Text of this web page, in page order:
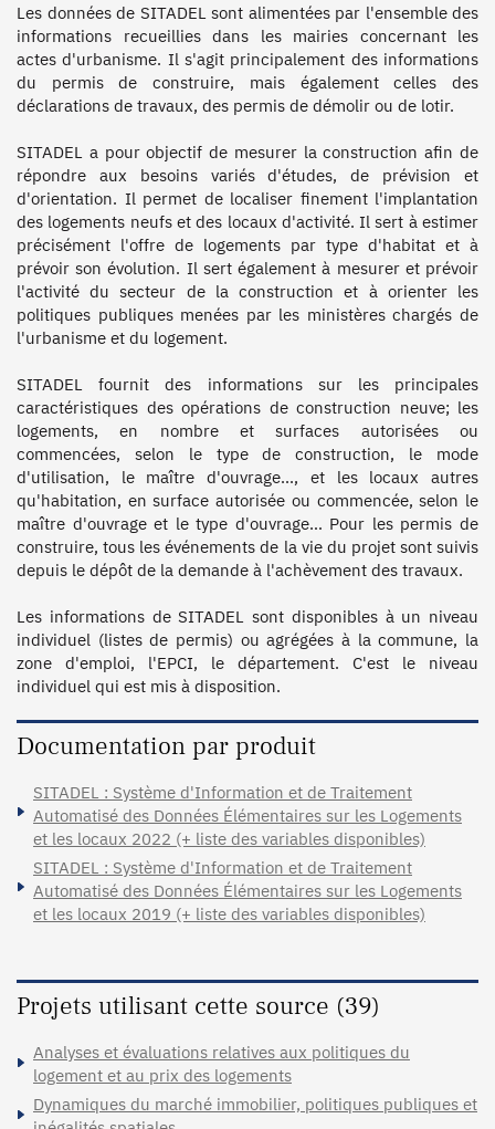
Les données de SITADEL sont alimentées par l'ensemble des
informations recueillies dans les mairies concernant les
actes d'urbanisme. Il s'agit principalement des informations
du permis de construire, mais également celles des
déclarations de travaux, des permis de démolir ou de lotir.
SITADEL a pour objectif de mesurer la construction afin de
répondre aux besoins variés d'études, de prévision et
d'orientation. Il permet de localiser finement l'implantation
des logements neufs et des locaux d'activité. Il sert à estimer
précisément l'offre de logements par type d'habitat et à
prévoir son évolution. Il sert également à mesurer et prévoir
l'activité du secteur de la construction et à orienter les
politiques publiques menées par les ministères chargés de
l'urbanisme et du logement.
SITADEL fournit des informations sur les principales
caractéristiques des opérations de construction neuve; les
logements, en nombre et surfaces autorisées ou
commencées, selon le type de construction, le mode
d'utilisation, le maître d'ouvrage..., et les locaux autres
qu'habitation, en surface autorisée ou commencée, selon le
maître d'ouvrage et le type d'ouvrage… Pour les permis de
construire, tous les événements de la vie du projet sont suivis
depuis le dépôt de la demande à l'achèvement des travaux.
Les informations de SITADEL sont disponibles à un niveau
individuel (listes de permis) ou agrégées à la commune, la
zone d'emploi, l'EPCI, le département. C'est le niveau
Documentation par produit
SITADEL : Système d'Information et de Traitement
Automatisé des Données Élémentaires sur les Logements
et les locaux 2022 (+ liste des variables disponibles)
SITADEL : Système d'Information et de Traitement
Automatisé des Données Élémentaires sur les Logements
et les locaux 2019 (+ liste des variables disponibles)
Projets utilisant cette source (39)
Analyses et évaluations relatives aux politiques du
logement et au prix des logements
Dynamiques du marché immobilier, politiques publiques et